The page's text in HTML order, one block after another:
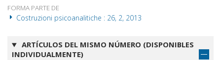
FORMA PARTE DE
Costruzioni psicoanalitiche : 26, 2, 2013
ARTÍCULOS DEL MISMO NÚMERO (DISPONIBLES
INDIVIDUALMENTE)